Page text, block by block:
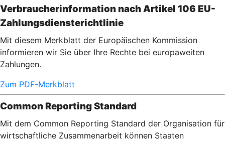
Verbraucherinformation nach Artikel 106 EU-
Zahlungsdiensterichtlinie
Mit diesem Merkblatt der Europäischen Kommission
informieren wir Sie über Ihre Rechte bei europaweiten
Zahlungen.
Zum PDF-Merkblatt
Common Reporting Standard
Mit dem Common Reporting Standard der Organisation für
wirtschaftliche Zusammenarbeit können Staaten